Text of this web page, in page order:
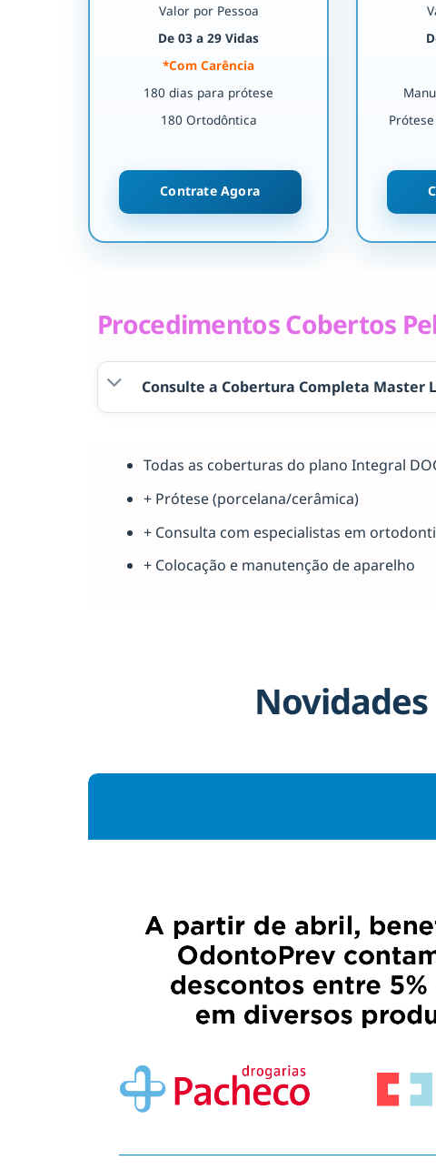
Valor por Pessoa
De 03 a 29 Vidas
*Com Carência
180 dias para prótese
180 Ortodôntica
Contrate Agora
Procedimentos Cobertos
Consulte a Cobertura Completa Master
Todas as coberturas do plano Integral
+ Prótese (porcelana/cerâmica)
+ Consulta com especialistas em
+ Colocação e manutenção de aparelho